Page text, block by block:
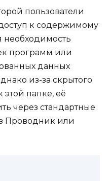
пользователи
доступ к содержимому
необходимость
программ или
данных
из-за скрытого
этой папке, её
через стандартные
Проводник или